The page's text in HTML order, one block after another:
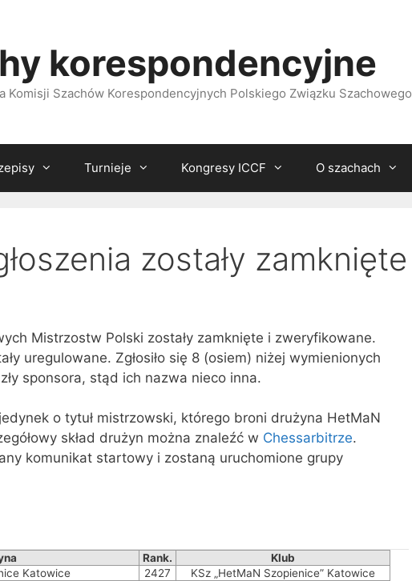
korespondencyjne
Komisji Szachów Korespondencyjnych Polskiego Związku Szachowego
Turnieje Kongresy ICCF O szachach
zostały zamknięte
Mistrzostw Polski zostały zamknięte i zweryfikowane.
uregulowane. Zgłosiło się 8 (osiem) niżej wymienionych
sponsora, stąd ich nazwa nieco inna.
o tytuł mistrzowski, którego broni drużyna HetMaN
skład drużyn można znaleźć w Chessarbitrze.
komunikat startowy i zostaną uruchomione grupy
Rank.
Klub
Katowice 2427
KSz „HetMaN Szopienice” Katowice